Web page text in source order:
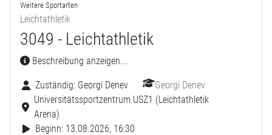
Weitere Sportarten
Leichtathletik
3049 - Leichtathletik
Beschreibung anzeigen...
Zuständig: Georgi Denev
Georgi Denev
Universitätssportzentrum USZ1 (Leichtathletik
Arena)
Beginn: 13.08.2026, 16:30